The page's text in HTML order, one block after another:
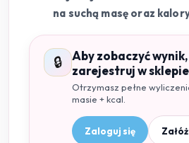
na suchą masę oraz
🔒
Aby zobaczyć
zarejestruj w sklepie
Otrzymasz pełne
masie + kcal.
Zaloguj się